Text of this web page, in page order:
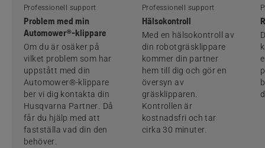
Professionell support
Problem med min
Automower®-klippare
Om du är osäker på
vilket problem som har
uppstått med din
Automower®-klippare
ber vi dig kontakta din
Husqvarna Partner. Då
får du hjälp med att
fastställa vad din den
behöver.
Professionell support
Hälsokontroll
Med en hälsokontroll av
din robotgräsklippare
kommer din partner
hem till dig och gör en
översyn av
gräsklipparen.
Kontrollen är
kostnadsfri och tar
cirka 30 minuter.